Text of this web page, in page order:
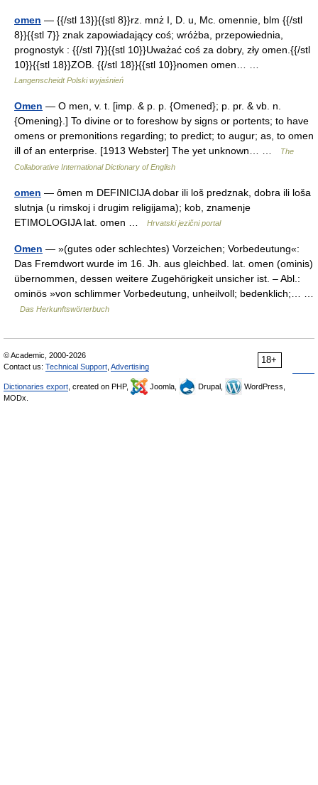
omen — {{/stl 13}}{{stl 8}}rz. mnż I, D. u, Mc. omennie, blm {{/stl
8}}{{stl 7}} znak zapowiadający coś; wróżba, przepowiednia,
prognostyk : {{/stl 7}}{{stl 10}}Uważać coś za dobry, zły omen.{{/stl
10}}{{stl 18}}ZOB. {{/stl 18}}{{stl 10}}nomen omen… …
Langenscheidt Polski wyjaśnień
Omen — O men, v. t. [imp. & p. p. {Omened}; p. pr. & vb. n.
{Omening}.] To divine or to foreshow by signs or portents; to have
omens or premonitions regarding; to predict; to augur; as, to omen
ill of an enterprise. [1913 Webster] The yet unknown… …
The
Collaborative International Dictionary of English
omen — ȏmen m DEFINICIJA dobar ili loš predznak, dobra ili loša
slutnja (u rimskoj i drugim religijama); kob, znamenje
ETIMOLOGIJA lat. omen …
Hrvatski jezični portal
Omen — »(gutes oder schlechtes) Vorzeichen; Vorbedeutung«:
Das Fremdwort wurde im 16. Jh. aus gleichbed. lat. omen (ominis)
übernommen, dessen weitere Zugehörigkeit unsicher ist. – Abl.:
ominös »von schlimmer Vorbedeutung, unheilvoll; bedenklich;… …
Das Herkunftswörterbuch
18+
© Academic, 2000-2026
Contact us: Technical Support Advertising
Dictionaries export , created on PHP, Joomla, Drupal,
WordPress,
MODx.